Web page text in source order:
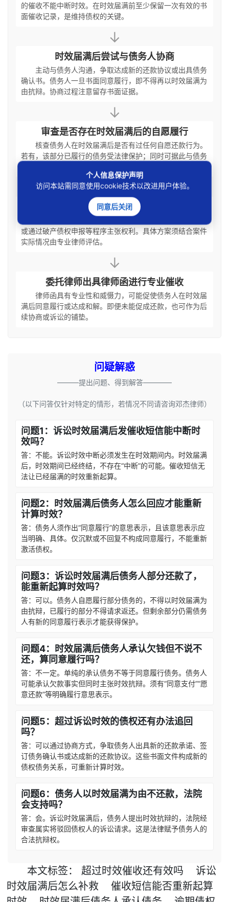
的催收不能中断时效。在时效届满前至少保留一次有效的书
面催收记录，是维持债权的关键。
↓
时效届满后尝试与债务人协商
主动与债务人沟通，争取达成新的还款协议或出具债务
确认书。债务人一旦书面同意履行，即不得再以时效届满为
由抗辩。协商过程注意留存书面证据。
↓
审查是否存在时效届满后的自愿履行
核查债务人在时效届满后是否有过任何自愿还款行为。
若有，该部分已履行的债务受法律保护；同时可据此与债务
↓
评估是否提起确认之诉或其他救济途径
或通过破产债权申报等程序主张权利。具体方案须结合案件
实际情况由专业律师评估。
↓
委托律师出具律师函进行专业催收
律师函具有专业性和威慑力，可能促使债务人在时效届
满后同意履行或达成和解。即便未能促成还款，也可作为后
续协商或诉讼的铺垫。
问疑解惑
———提出问题、得到解答————
（以下问答仅针对特定的情形，若情况不同请咨询邓杰律师）
问题1：诉讼时效届满后发催收短信能中断时
效吗？
答：不能。诉讼时效中断必须发生在时效期间内。时效届满
后，时效期间已经终结，不存在“中断”的可能。催收短信无
法让已经届满的时效重新起算。
问题2：时效届满后债务人怎么回应才能重新
计算时效？
答：债务人须作出“同意履行”的意思表示，且该意思表示应
当明确、具体。仅沉默或不回复不构成同意履行，不能重新
激活债权。
问题3：诉讼时效届满后债务人部分还款了，
能重新起算时效吗？
答：可以。债务人自愿履行部分债务的，不得以时效届满为
由抗辩，已履行的部分不得请求返还。但剩余部分仍需债务
人有新的同意履行表示才能获得保护。
问题4：时效届满后债务人承认欠钱但不说不
还，算同意履行吗？
答：不一定。单纯的承认债务不等于同意履行债务。债务人
可能承认欠款事实但同时主张时效抗辩。须有“同意支付”“愿
意还款”等明确履行意思表示。
问题5：超过诉讼时效的债权还有办法追回
吗？
答：可以通过协商方式，争取债务人出具新的还款承诺、签
订债务确认书或达成新的还款协议。这些书面文件构成新的
债权债务关系，可重新计算时效。
问题6：债务人以时效届满为由不还款，法院
会支持吗？
答：会。诉讼时效届满后，债务人提出时效抗辩的，法院经
审查属实将驳回债权人的诉讼请求。这是法律赋予债务人的
合法抗辩权。
本文标签： 超过时效催收还有效吗
诉讼
时效届满后怎么补救
催收短信能否重新起算
个人信息保护声明
访问本站需同意使用cookie技术以改进用户体验。
同意后关闭